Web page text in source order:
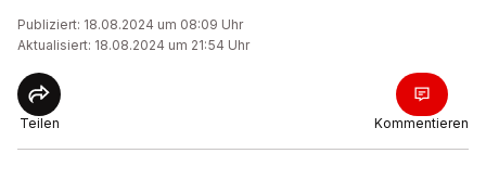
Publiziert: 18.08.2024 um 08:09 Uhr
Aktualisiert: 18.08.2024 um 21:54 Uhr
Teilen Kommentieren